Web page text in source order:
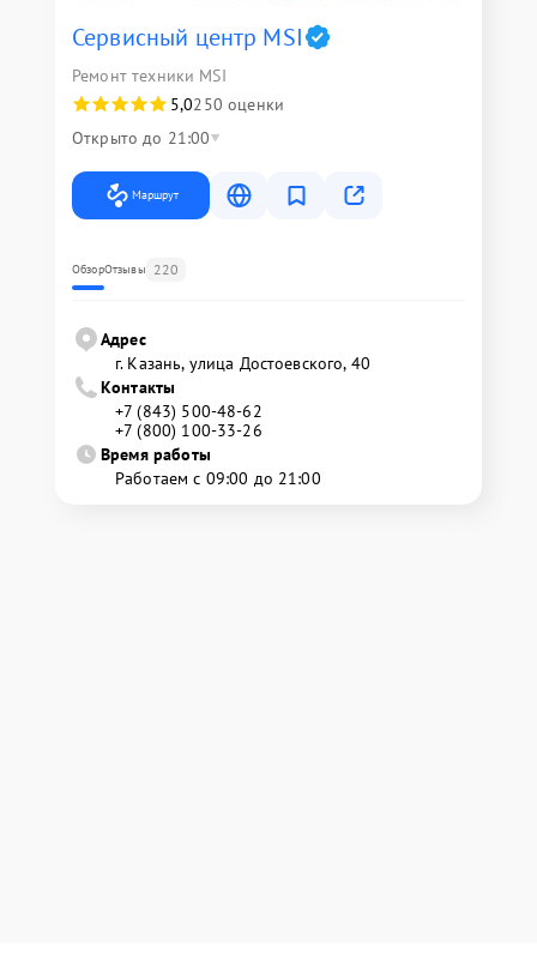
Сервисный центр MSI
Ремонт техники MSI
5,0250 оценки
Открыто до 21:00
Маршрут
ОбзорОтзывы 220
Адрес
г. Казань, улица Достоевского, 40
Контакты
+7 (843) 500-48-62
+7 (800) 100-33-26
Время работы
Работаем с 09:00 до 21:00